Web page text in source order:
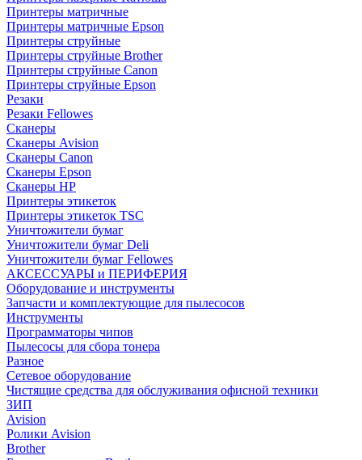
Принтеры матричные
Принтеры матричные Epson
Принтеры струйные
Принтеры струйные Brother
Принтеры струйные Canon
Принтеры струйные Epson
Резаки
Резаки Fellowes
Сканеры
Сканеры Avision
Сканеры Canon
Сканеры Epson
Сканеры HP
Принтеры этикеток
Принтеры этикеток TSC
Уничтожители бумаг
Уничтожители бумаг Deli
Уничтожители бумаг Fellowes
АКСЕССУАРЫ и ПЕРИФЕРИЯ
Оборудование и инструменты
Запчасти и комплектующие для пылесосов
Инструменты
Программаторы чипов
Пылесосы для сбора тонера
Разное
Сетевое оборудование
Чистящие средства для обслуживания офисной техники
ЗИП
Avision
Ролики Avision
Brother